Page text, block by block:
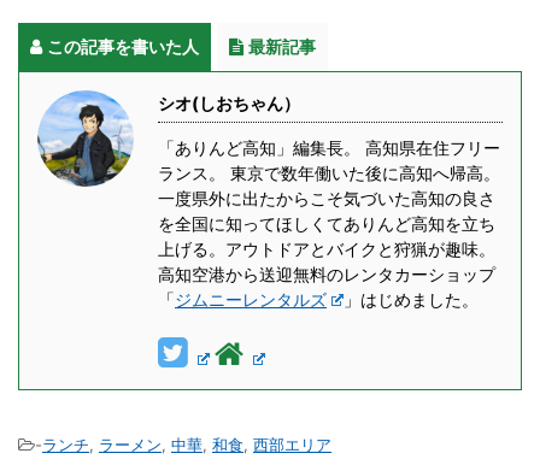
この記事を書いた人 最新記事
シオ(しおちゃん）
「ありんど高知」編集長。 高知県在住フリー
ランス。 東京で数年働いた後に高知へ帰高。
一度県外に出たからこそ気づいた高知の良さ
を全国に知ってほしくてありんど高知を立ち
上げる。アウトドアとバイクと狩猟が趣味。
高知空港から送迎無料のレンタカーショップ
「ジムニーレンタルズ 」はじめました。
-ランチ, ラーメン, 中華, 和食, 西部エリア